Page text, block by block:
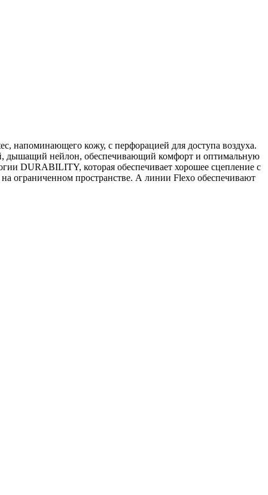
напоминающего кожу, с перфорацией для доступа воздуха.
дышащий нейлон, обеспечивающий комфорт и оптимальную
DURABILITY, которая обеспечивает хорошее сцепление с
ограниченном пространстве. А линии Flexo обеспечивают